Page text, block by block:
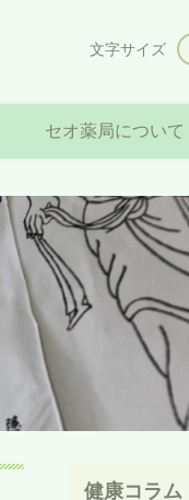
セオ薬局について
文字サイズ
健康コラム